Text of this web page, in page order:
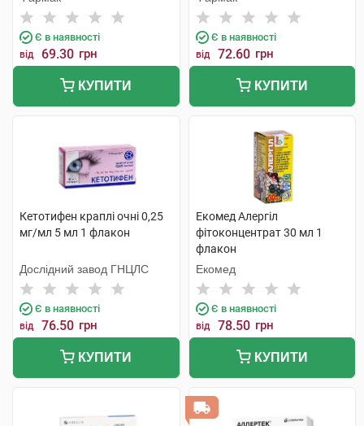
Є в наявності
від 69.30 грн
КУПИТИ
Є в наявності
від 72.60 грн
КУПИТИ
Кетотифен краплі очні 0,25
мг/мл 5 мл 1 флакон
Дослідний завод ГНЦЛС
Є в наявності
від 76.50 грн
КУПИТИ
Екомед Алергіл
фітоконцентрат 30 мл 1
флакон
Екомед
Є в наявності
від 78.50 грн
КУПИТИ